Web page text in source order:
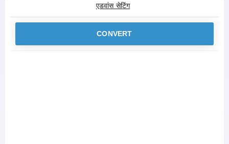
एडवांस सेटिंग
CONVERT